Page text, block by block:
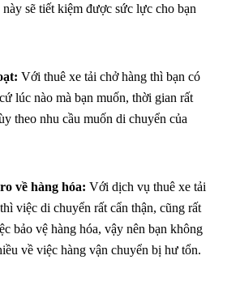
sẽ tiết kiệm được sức lực cho bạn
Với thuê xe tải chở hàng thì bạn có
lúc nào mà bạn muốn, thời gian rất
theo nhu cầu muốn di chuyển của
về hàng hóa: Với dịch vụ thuê xe tải
việc di chuyển rất cẩn thận, cũng rất
bảo vệ hàng hóa, vậy nên bạn không
về việc hàng vận chuyển bị hư tổn.